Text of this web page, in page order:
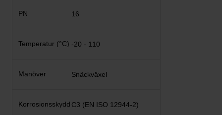
16
-20 - 110
Snäckväxel
C3 (EN ISO 12944-2)